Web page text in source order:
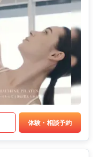
体験・相談予約